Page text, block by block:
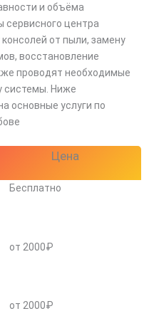
и объёма
сервисного центра
от пыли, замену
восстановление
проводят необходимые
системы. Ниже
основные услуги по
Цена
Бесплатно
от 2000₽
от 2000₽